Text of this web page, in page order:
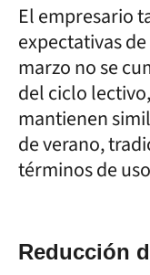
El empresario
expectativas
marzo no se
del ciclo
mantienen
de verano,
términos de
Reducción